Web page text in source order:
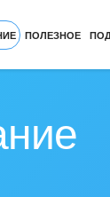
ПОЛЕЗНОЕ